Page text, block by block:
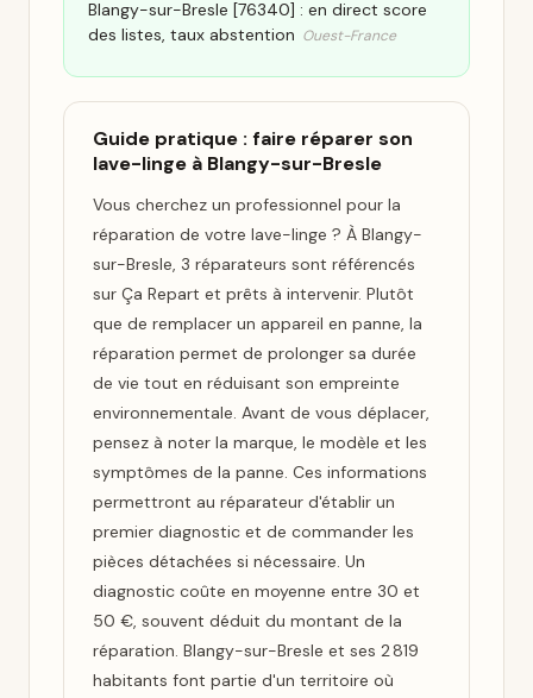
Blangy-sur-Bresle [76340] : en direct score
des listes, taux abstention Ouest-France
Guide pratique : faire réparer son
lave-linge à Blangy-sur-Bresle
Vous cherchez un professionnel pour la
réparation de votre lave-linge ? À Blangy-
sur-Bresle, 3 réparateurs sont référencés
sur Ça Repart et prêts à intervenir. Plutôt
que de remplacer un appareil en panne, la
réparation permet de prolonger sa durée
de vie tout en réduisant son empreinte
environnementale. Avant de vous déplacer,
pensez à noter la marque, le modèle et les
symptômes de la panne. Ces informations
permettront au réparateur d'établir un
premier diagnostic et de commander les
pièces détachées si nécessaire. Un
diagnostic coûte en moyenne entre 30 et
50 €, souvent déduit du montant de la
réparation. Blangy-sur-Bresle et ses 2 819
habitants font partie d'un territoire où